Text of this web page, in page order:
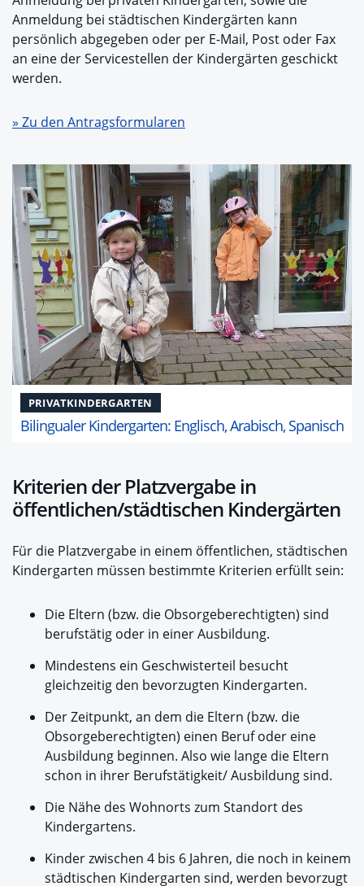
Anmeldung bei städtischen Kindergärten kann
persönlich abgegeben oder per E-Mail, Post oder Fax
an eine der Servicestellen der Kindergärten geschickt
werden.
» Zu den Antragsformularen
PRIVATKINDERGARTEN
Bilingualer Kindergarten: Englisch, Arabisch, Spanisch
Kriterien der Platzvergabe in
öffentlichen/städtischen Kindergärten
Für die Platzvergabe in einem öffentlichen, städtischen
Kindergarten müssen bestimmte Kriterien erfüllt sein:
Die Eltern (bzw. die Obsorgeberechtigten) sind
berufstätig oder in einer Ausbildung.
Mindestens ein Geschwisterteil besucht
gleichzeitig den bevorzugten Kindergarten.
Der Zeitpunkt, an dem die Eltern (bzw. die
Obsorgeberechtigten) einen Beruf oder eine
Ausbildung beginnen. Also wie lange die Eltern
schon in ihrer Berufstätigkeit/ Ausbildung sind.
Die Nähe des Wohnorts zum Standort des
Kindergartens.
Kinder zwischen 4 bis 6 Jahren, die noch in keinem
städtischen Kindergarten sind, werden bevorzugt